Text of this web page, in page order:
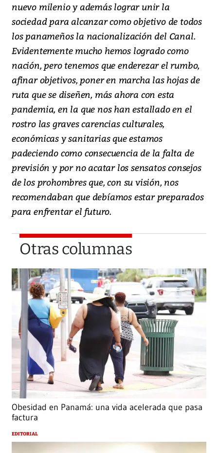
nuevo milenio y además lograr unir la
sociedad para alcanzar como objetivo de todos
los panameños la nacionalización del Canal.
Evidentemente mucho hemos logrado como
nación, pero tenemos que enderezar el rumbo,
afinar objetivos, poner en marcha las hojas de
ruta que se diseñen, más ahora con esta
pandemia, en la que nos han estallado en el
rostro las graves carencias culturales,
económicas y sanitarias que estamos
padeciendo como consecuencia de la falta de
previsión y por no acatar los sensatos consejos
de los prohombres que, con su visión, nos
recomendaban que debíamos estar preparados
para enfrentar el futuro.
Otras columnas
Obesidad en Panamá: una vida acelerada que pasa
factura
EDITORIAL